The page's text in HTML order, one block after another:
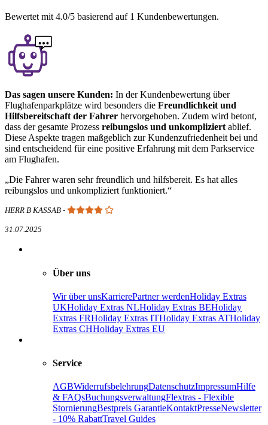
Bewertet mit 4.0/5 basierend auf 1 Kundenbewertungen.
Das sagen unsere Kunden: In der Kundenbewertung über
Flughafenparkplätze wird besonders die Freundlichkeit und
Hilfsbereitschaft der Fahrer hervorgehoben. Zudem wird betont,
dass der gesamte Prozess reibungslos und unkompliziert ablief.
Diese Aspekte tragen maßgeblich zur Kundenzufriedenheit bei und
sind entscheidend für eine positive Erfahrung mit dem Parkservice
am Flughafen.
Die Fahrer waren sehr freundlich und hilfsbereit. Es hat alles
reibungslos und unkompliziert funktioniert.
HERR B KASSAB -
31.07.2025
Über uns
Wir über unsKarrierePartner werdenHoliday Extras
UKHoliday Extras NLHoliday Extras BEHoliday
Extras FRHoliday Extras ITHoliday Extras ATHoliday
Extras CHHoliday Extras EU
Service
AGBWiderrufsbelehrungDatenschutzImpressumHilfe
& FAQsBuchungsverwaltungFlextras - Flexible
StornierungBestpreis GarantieKontaktPresseNewsletter
- 10% RabattTravel Guides